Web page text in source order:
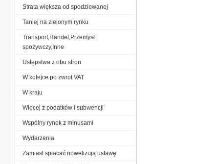
Strata większa od spodziewanej
Taniej na zielonym rynku
Transport,Handel,Przemysł
spożywczy,Inne
Ustępstwa z obu stron
W kolejce po zwrot VAT
W kraju
Więcej z podatków i subwencji
Wspólny rynek z minusami
Wydarzenia
Zamiast spłacać nowelizują ustawę